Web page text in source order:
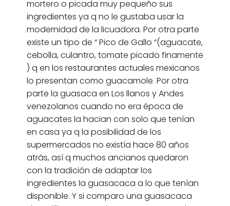
mortero o picada muy pequeño sus
ingredientes ya q no le gustaba usar la
modernidad de la licuadora. Por otra parte
existe un tipo de “ Pico de Gallo “(aguacate,
cebolla, culantro, tomate picado finamente
) q en los restaurantes actuales mexicanos
lo presentan como guacamole. Por otra
parte la guasaca en Los llanos y Andes
venezolanos cuando no era época de
aguacates la hacian con solo que tenían
en casa ya q la posibilidad de los
supermercados no existía hace 80 años
atrás, así q muchos ancianos quedaron
con la tradición de adaptar los
ingredientes la guasacaca a lo que tenían
disponible. Y si comparo una guasacaca